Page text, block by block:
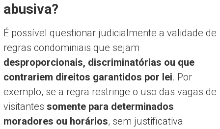
abusiva?
É possível questionar judicialmente a validade de
regras condominiais que sejam
desproporcionais, discriminatórias ou que
contrariem direitos garantidos por lei. Por
exemplo, se a regra restringe o uso das vagas de
visitantes somente para determinados
moradores ou horários, sem justificativa